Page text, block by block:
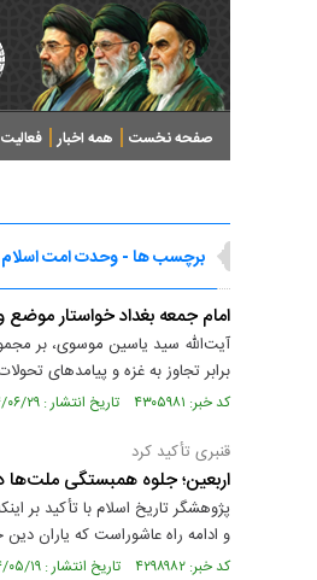
صفحه نخست همه اخبار
برچسب ها - وحدت امت اسلام
امام جمعه بغداد خواستار
آیت‌الله سید یاسین موسوی، بر
برابر تجاوز به غزه و پیامدهای
کد خبر: ۴۳۰۵۹۸۱ تاریخ انتشار : ۱۴۰۴/۰۶/۲۹
قنبری تأکید کرد
اربعین؛ جلوه همبستگی ملت‌ها
پژوهشگر تاریخ اسلام با تأکید بر
و ادامه راه عاشوراست که یاران دین
کد خبر: ۴۲۹۸۹۸۲ تاریخ انتشار : ۱۴۰۴/۰۵/۱۹